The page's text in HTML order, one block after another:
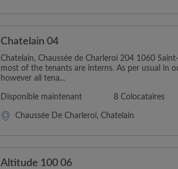
Chatelain 04
Chatelain, Chaussée de Charleroi 204 1060
most of the tenants are interns. As per usual in
however all tena...
Disponible maintenant 8 Colocataires
Chaussée De Charleroi, Chatelain
Altitude 100 06